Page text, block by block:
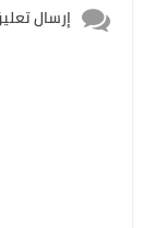
إرسال